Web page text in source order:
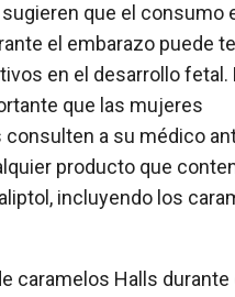
que el consumo
el embarazo puede
en el desarrollo fetal.
que las mujeres
consulten a su médico
producto que
incluyendo los
caramelos Halls durante